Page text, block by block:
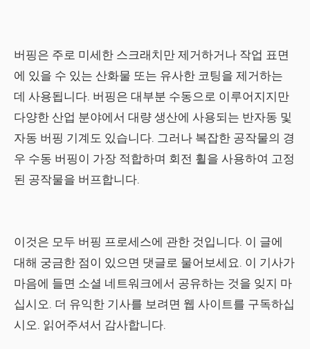
버핑은 주로 미세한 스크래치만 제거하거나 작업 표면
에 있을 수 있는 산화물 또는 유사한 코팅을 제거하는
데 사용됩니다. 버핑은 대부분 수동으로 이루어지지만
다양한 산업 분야에서 대량 생산에 사용되는 반자동 및
자동 버핑 기계도 있습니다. 그러나 복잡한 공작물의 경
우 수동 버핑이 가장 적합하며 회전 휠을 사용하여 고정
된 공작물을 버프합니다.
이것은 모두 버핑 프로세스에 관한 것입니다. 이 글에
대해 궁금한 점이 있으면 댓글로 물어보세요. 이 기사가
마음에 들면 소셜 네트워크에서 공유하는 것을 잊지 마
십시오. 더 유익한 기사를 보려면 웹 사이트를 구독하십
시오. 읽어주셔서 감사합니다.